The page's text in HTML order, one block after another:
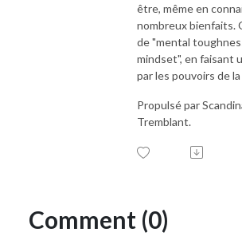
être, même en
nombreux bienfaits.
de "mental
mindset", en faisant
par les pouvoirs de
Propulsé par
Tremblant.
Comment (0)